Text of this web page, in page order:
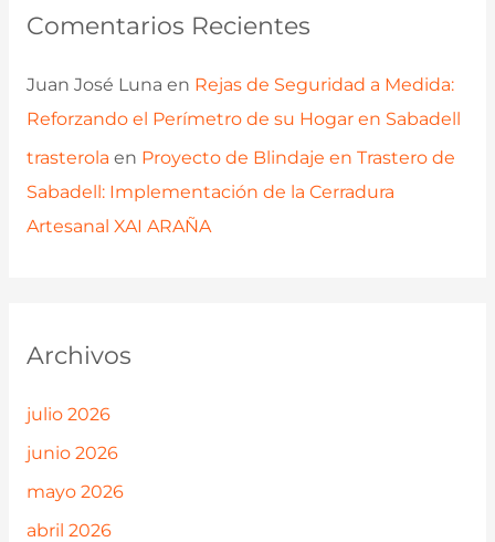
Comentarios Recientes
Juan José Luna en Rejas de Seguridad a Medida:
Reforzando el Perímetro de su Hogar en Sabadell
trasterola en Proyecto de Blindaje en Trastero de
Sabadell: Implementación de la Cerradura
Artesanal XAI ARAÑA
Archivos
julio 2026
junio 2026
mayo 2026
abril 2026